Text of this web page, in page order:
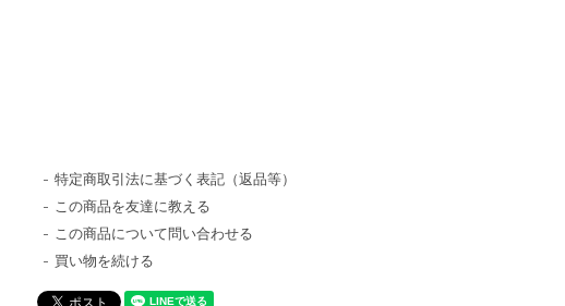
特定商取引法に基づく表記（返品等）
この商品を友達に教える
この商品について問い合わせる
買い物を続ける